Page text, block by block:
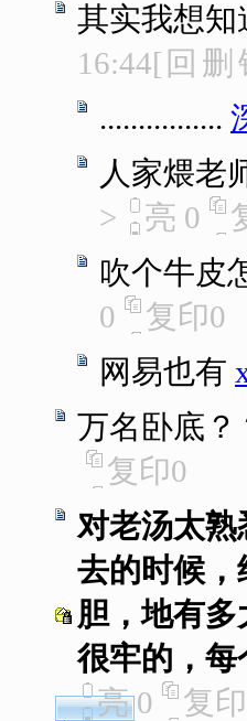
其实我想
16:44[ 回 删
................
人家煨老
>
亮 0
吹个牛皮
0
复印0
网易也有
万名卧底？
复印0
对老汤太
去的时候
胆，地有
很牢的，
亮0 复印